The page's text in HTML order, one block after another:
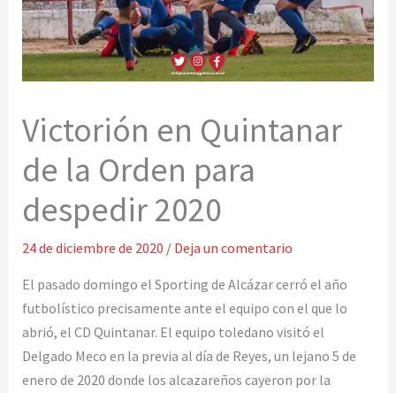
Victorión en Quintanar
de la Orden para
despedir 2020
24 de diciembre de 2020 / Deja un comentario
El pasado domingo el Sporting de Alcázar cerró el año
futbolístico precisamente ante el equipo con el que lo
abrió, el CD Quintanar. El equipo toledano visitó el
Delgado Meco en la previa al día de Reyes, un lejano 5 de
enero de 2020 donde los alcazareños cayeron por la